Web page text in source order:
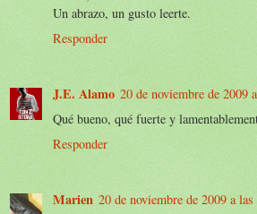
Un abrazo, un gusto leerte.
Responder
J.E. Alamo 20 de noviembre de 2009
Qué bueno, qué fuerte y
Responder
Marien 20 de noviembre de 2009 a las